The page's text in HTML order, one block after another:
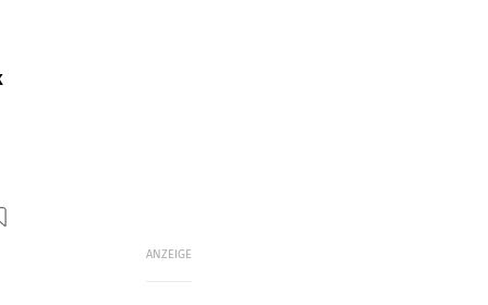
ANZEIGE